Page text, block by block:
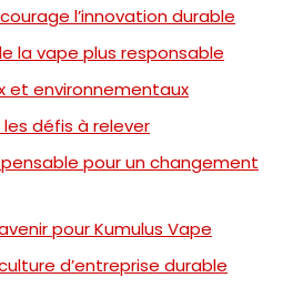
l’innovation durable
la vape plus responsable
et environnementaux
défis à relever
pour un changement
pour Kumulus Vape
d’entreprise durable